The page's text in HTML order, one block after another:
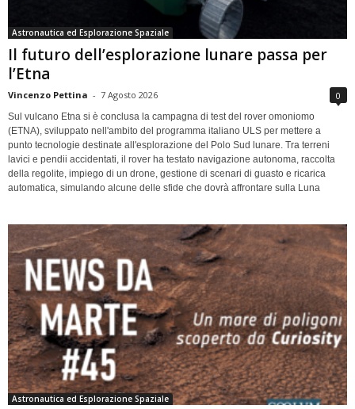
Astronautica ed Esplorazione Spaziale
Il futuro dell’esplorazione lunare passa per
l’Etna
Vincenzo Pettina - 7 Agosto 2026 0
Sul vulcano Etna si è conclusa la campagna di test del rover omoniomo
(ETNA), sviluppato nell'ambito del programma italiano ULS per mettere a
punto tecnologie destinate all'esplorazione del Polo Sud lunare. Tra terreni
lavici e pendii accidentati, il rover ha testato navigazione autonoma, raccolta
della regolite, impiego di un drone, gestione di scenari di guasto e ricarica
automatica, simulando alcune delle sfide che dovrà affrontare sulla Luna
Astronautica ed Esplorazione Spaziale